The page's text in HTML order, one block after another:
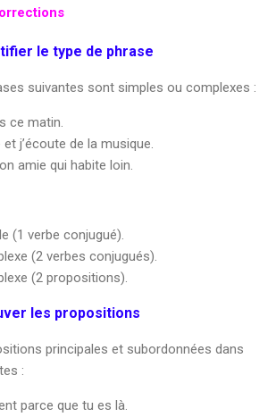
le type de phrase
suivantes sont simples ou complexes :
ce matin.
j’écoute de la musique.
amie qui habite loin.
(1 verbe conjugué).
(2 verbes conjugués).
(2 propositions).
les propositions
principales et subordonnées dans
:
parce que tu es là.